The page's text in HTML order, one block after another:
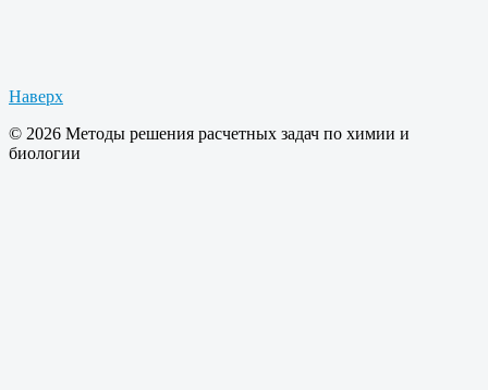
Наверх
© 2026 Методы решения расчетных задач по химии и
биологии